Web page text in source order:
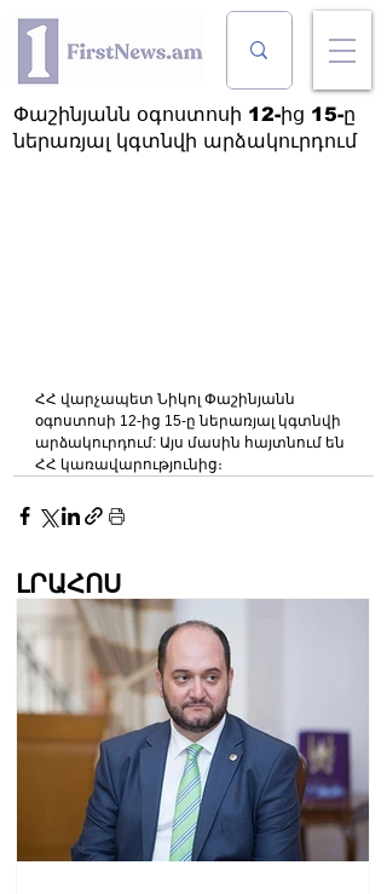
Փաշինյանն օգոստոսի 12-ից 15-ը
ներառյալ կգտնվի արձակուրդում
ՀՀ վարչապետ Նիկոլ Փաշինյանն
օգոստոսի 12-ից 15-ը ներառյալ կգտնվի
արձակուրդում: Այս մասին հայտնում են
ՀՀ կառավարությունից։
ԼՐԱՀՈՍ